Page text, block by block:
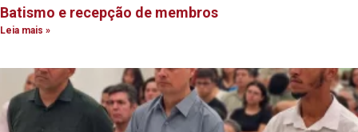
Batismo e recepção de membros
Leia mais »